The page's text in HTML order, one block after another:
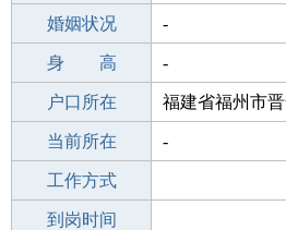
出生年月 2001-10-08
婚姻状况 -
学 历 成人教育
身 高 -
毕业学校 上海松本教育
户口所在 福建省福州市
所学专业 -
当前所在 -
工作经验
工作方式
驾 照
到岗时间